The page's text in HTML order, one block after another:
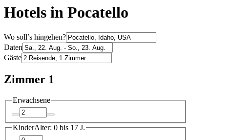
Hotels in Pocatello
Wo soll’s hingehen?
Daten
Gäste
Zimmer 1
Erwachsene
KinderAlter: 0 bis 17 J.